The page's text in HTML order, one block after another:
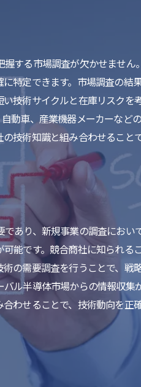
する市場調査が欠かせませ
特定できます。市場調査の
技術サイクルと在庫リスク
動車、産業機器メーカーなど
技術知識と組み合わせるこ
あり、新規事業の調査にお
能です。競合商社に知られ
の需要調査を行うことで、戦
ル半導体市場からの情報収
わせることで、技術動向を